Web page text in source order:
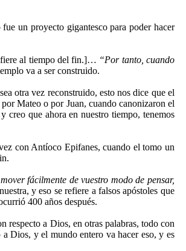
un proyecto gigantesco para poder hacer
al tiempo del fin.]… “Por tanto, cuando
va a ser construido.
otra vez reconstruido, esto nos dice que el
Mateo o por Juan, cuando canonizaron el
creo que ahora en nuestro tiempo, tenemos
con Antíoco Epifanes, cuando el tomo un
fácilmente de vuestro modo de pensar,
y eso se refiere a falsos apóstoles que
400 años después.
respecto a Dios, en otras palabras, todo con
Dios, y el mundo entero va hacer eso, y es